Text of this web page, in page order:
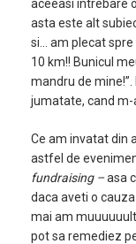
aceeasi intrebare
asta este alt
si… am plecat spre
10 km!! Bunicul
mandru de
jumatate, cand m-
Ce am invatat din
astfel de
fundraising –asa
daca aveti o
mai am
pot sa remediez